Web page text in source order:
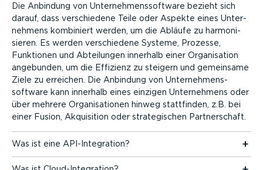
Zum Inhalt
Die Anbindung von Unter­neh­mens­software bezieht sich
darauf, dass verschiedene Teile oder Aspekte eines Unter­
nehmens kombiniert werden, um die Abläufe zu harmo­ni­
sieren. Es werden verschiedene Systeme, Prozesse,
Funktionen und Abteilungen innerhalb einer Organi­sation
angebunden, um die Effizienz zu steigern und gemeinsame
Ziele zu erreichen. Die Anbindung von Unter­neh­mens­
software kann innerhalb eines einzigen Unter­nehmens oder
über mehrere Organi­sa­tionen hinweg stattfinden, z.B. bei
einer Fusion, Akquisition oder strate­gi­schen Partner­schaft.
Was ist eine API-In­te­gration?